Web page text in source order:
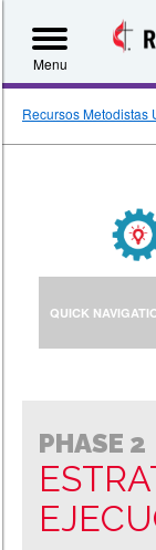
Menu
Recursos Metodistas
QUICK
PHASE 2
CLOSE
JUMP
Statistics
&